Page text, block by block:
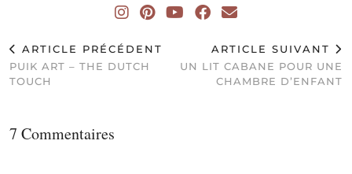
ARTICLE PRÉCÉDENT
PUIK ART – THE DUTCH
TOUCH
ARTICLE SUIVANT
UN LIT CABANE POUR UNE
CHAMBRE D’ENFANT
7 Commentaires